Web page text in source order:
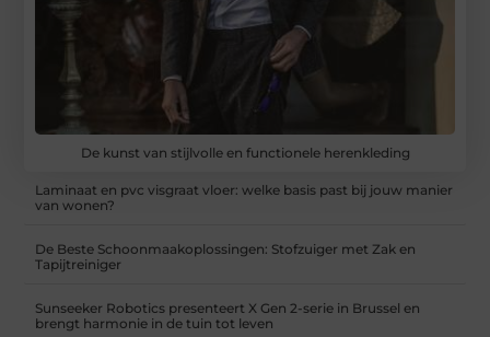
De kunst van stijlvolle en functionele herenkleding
Laminaat en pvc visgraat vloer: welke basis past bij jouw manier
van wonen?
De Beste Schoonmaakoplossingen: Stofzuiger met Zak en
Tapijtreiniger
Sunseeker Robotics presenteert X Gen 2-serie in Brussel en
brengt harmonie in de tuin tot leven